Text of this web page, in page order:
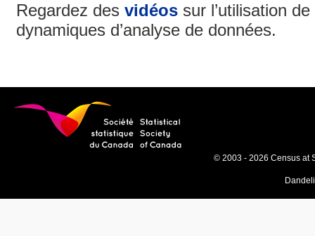
Regardez des vidéos sur l’utilisation
dynamiques d’analyse de données.
© 2003 - 2026 Census at